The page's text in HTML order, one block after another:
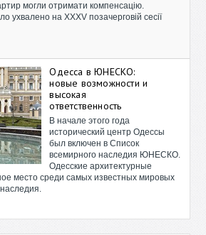
могли отримати компенсацію.
ухвалено на XXXV позачерговій сесії
Одесса в ЮНЕСКО:
новые возможности и
высокая
ответственность
В начале этого года
исторический центр Одессы
был включен в Список
всемирного наследия ЮНЕСКО.
Одесские архитектурные
место среди самых известных мировых
наследия.